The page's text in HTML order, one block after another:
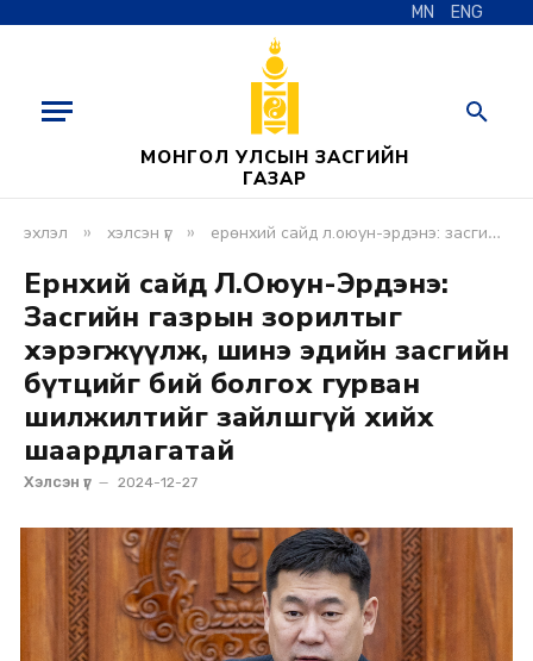
MN ENG
МОНГОЛ УЛСЫН ЗАСГИЙН
ГАЗАР
эхлэл » хэлсэн үг » ерөнхий сайд л.оюун-эрдэнэ: засгийн газрын зорилтыг хэрэгжүүлж, шинэ эдийн засгийн бүтцийг бий болгох гурван шилжилтийг зайлшгүй хийх шаардлагатай
Ерөнхий сайд Л.Оюун-Эрдэнэ:
Засгийн газрын зорилтыг
хэрэгжүүлж, шинэ эдийн засгийн
бүтцийг бий болгох гурван
шилжилтийг зайлшгүй хийх
шаардлагатай
Хэлсэн үг 2024-12-27